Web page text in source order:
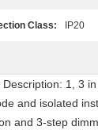
Class: IP20
1, 3
and isolated
and 3-step